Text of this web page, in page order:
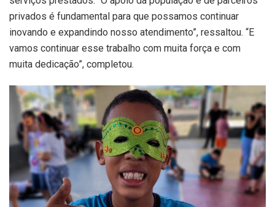
privados é fundamental para que possamos continuar
inovando e expandindo nosso atendimento”, ressaltou. “E
vamos continuar esse trabalho com muita força e com
muita dedicação”, completou.